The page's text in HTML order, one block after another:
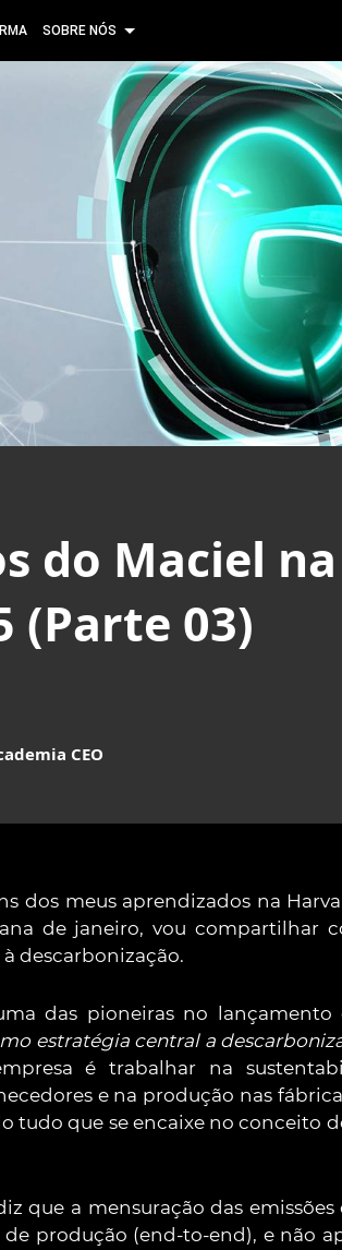
SOBRE NÓS
do Maciel
(Parte 03)
CEO
dos meus aprendizados na
de janeiro, vou compartilhar
descarbonização.
das pioneiras no lançamento
estratégia central a
é trabalhar na
e na produção nas
tudo que se encaixe no conceito
que a mensuração das
produção (end-to-end), e não